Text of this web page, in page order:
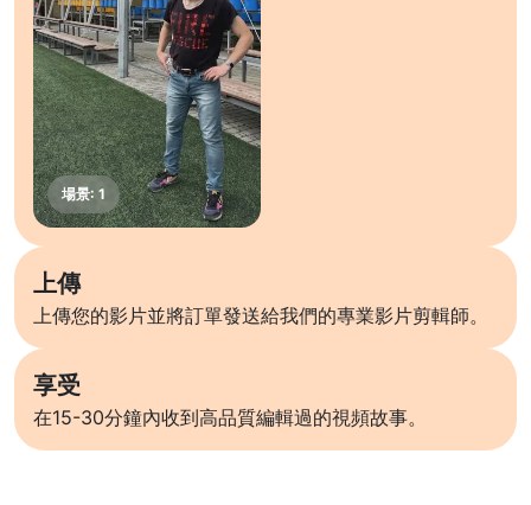
上傳
上傳您的影片並將訂單發送給我們的專業影片剪輯師。
享受
在15-30分鐘內收到高品質編輯過的視頻故事。